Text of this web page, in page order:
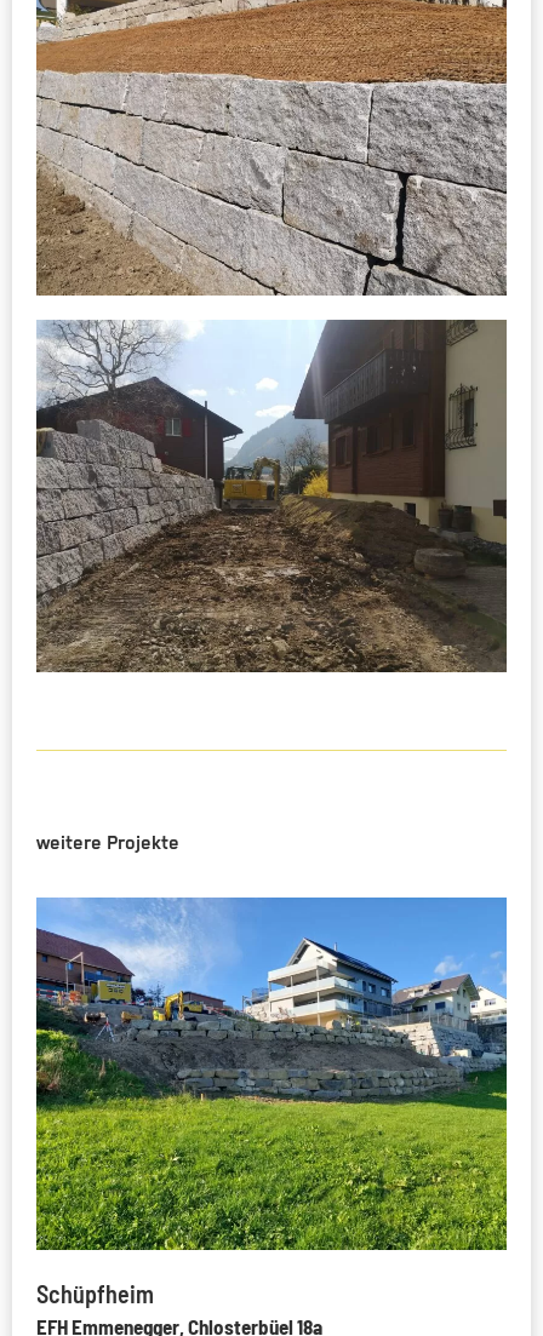
weitere Projekte
Schüpfheim
EFH Emmenegger, Chlosterbüel 18a